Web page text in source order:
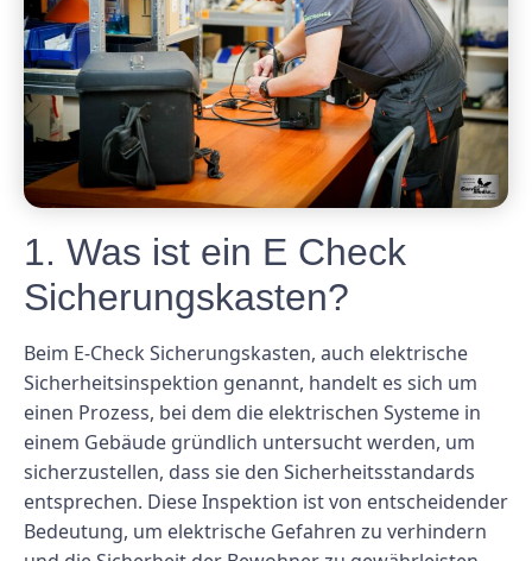
1. Was ist ein E Check
Sicherungskasten?
Beim E-Check Sicherungskasten, auch elektrische
Sicherheitsinspektion genannt, handelt es sich um
einen Prozess, bei dem die elektrischen Systeme in
einem Gebäude gründlich untersucht werden, um
sicherzustellen, dass sie den Sicherheitsstandards
entsprechen. Diese Inspektion ist von entscheidender
Bedeutung, um elektrische Gefahren zu verhindern